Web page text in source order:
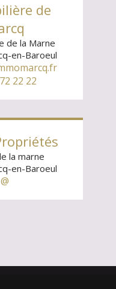
de
de la Marne
en-Baroeul
22 22
la marne
en-Baroeul
@